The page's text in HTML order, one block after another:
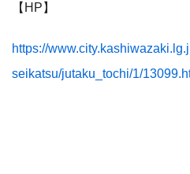
【HP】
https://
seikatsu/jutaku_tochi/1/